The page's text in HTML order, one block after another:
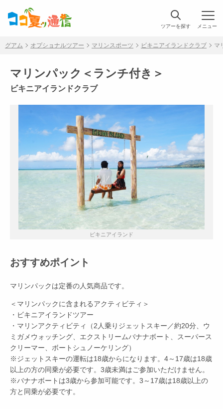
ツアーを探す
グアム オプショナルツアー マリンスポーツ ビキニアイランドクラブ マ
マリンパック＜ランチ付き＞
ビキニアイランドクラブ
ビキニアイランド
おすすめポイント
マリンパックは定番の人気商品です。
＜マリンパックに含まれるアクティビティ＞
・ビキニアイランドツアー
・マリンアクティビティ（2人乗りジェットスキー／約20分、ウ
ミガメウォッチング、エクストリームバナナボート、スーパース
クリーマー、ボートシュノーケリング）
※ジェットスキーの運転は18歳からになります。4～17歳は18歳
以上の方の同乗が必要です。3歳未満はご参加いただけません。
※バナナボートは3歳から参加可能です。3～17歳は18歳以上の
方と同乗が必要です。
メニュー